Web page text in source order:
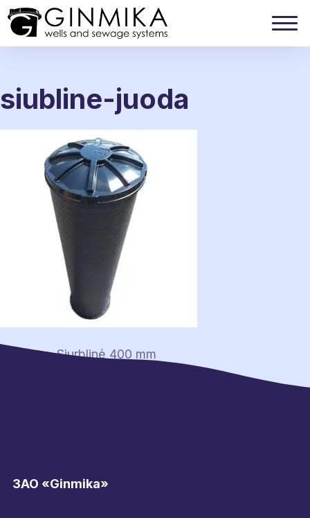
siubline-juoda
Навигация
Previous: Siurblinė 400 mm
ЗАО «Ginmika»